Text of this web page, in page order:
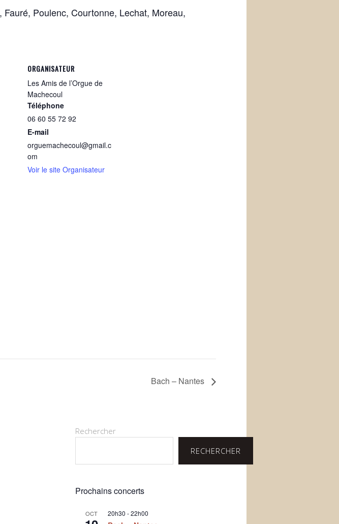
Poulenc, Courtonne, Lechat, Moreau,
ORGANISATEUR
Les Amis de l’Orgue de
Machecoul
Téléphone
06 60 55 72 92
E-mail
orguemachecoul@gmail.c
om
Voir le site Organisateur
Bach – Nantes
Rechercher
RECHERCHER
Prochains concerts
OCT 20h30 -22h00